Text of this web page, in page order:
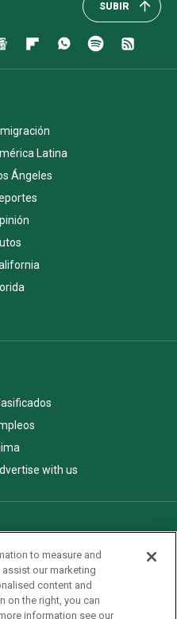
SUBIR
Latina
Ángeles
with us
to measure and
our marketing
content and
on the right, you can
information see our